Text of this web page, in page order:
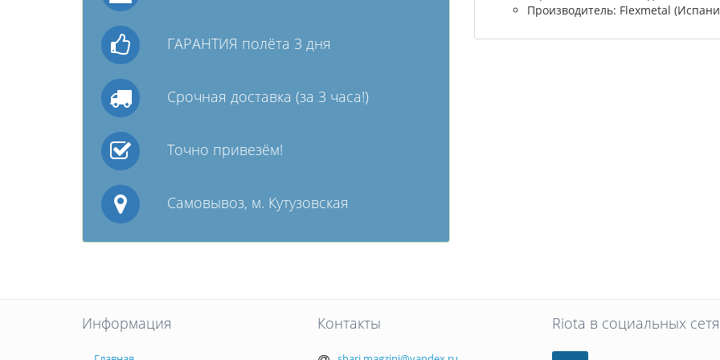
ГАРАНТИЯ полёта 3 дня
Срочная доставка (за 3 часа!)
Точно привезём!
Самовывоз, м. Кутузовская
Производитель: Flexmetal
Информация Контакты Riota в социальных